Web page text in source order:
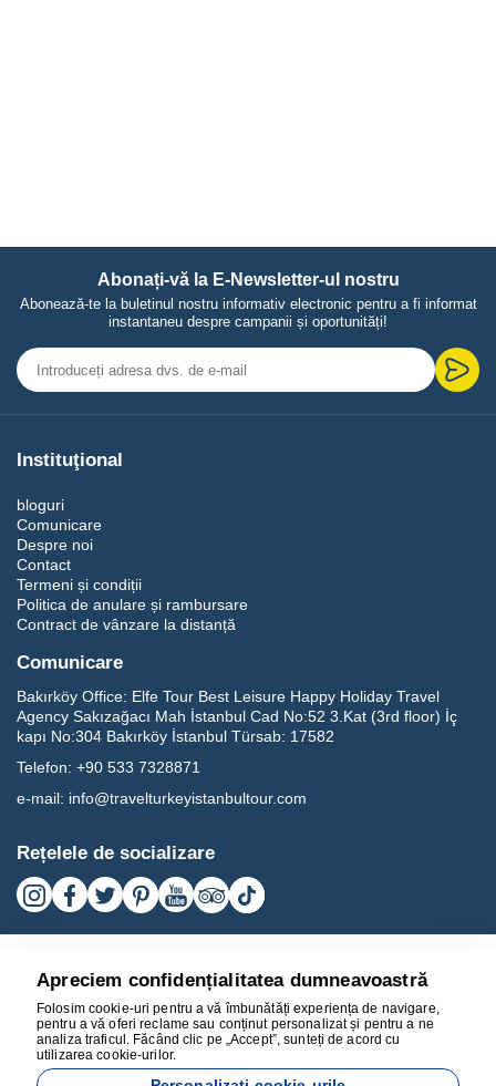
Abonați-vă la E-Newsletter-ul nostru
Abonează-te la buletinul nostru informativ electronic pentru a fi informat
instantaneu despre campanii și oportunități!
Instituţional
bloguri
Comunicare
Despre noi
Contact
Termeni și condiții
Politica de anulare și rambursare
Contract de vânzare la distanță
Comunicare
Bakırköy Office: Elfe Tour Best Leisure Happy Holiday Travel
Agency Sakızağacı Mah İstanbul Cad No:52 3.Kat (3rd floor) İç
kapı No:304 Bakırköy İstanbul Türsab: 17582
Telefon: +90 533 7328871
e-mail: info@travelturkeyistanbultour.com
Rețelele de socializare
Apreciem confidențialitatea dumneavoastră
Folosim cookie-uri pentru a vă îmbunătăți experiența de navigare,
pentru a vă oferi reclame sau conținut personalizat și pentru a ne
analiza traficul. Făcând clic pe „Accept”, sunteți de acord cu
utilizarea cookie-urilor.